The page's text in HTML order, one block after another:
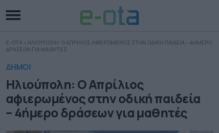
E-OTA » ΗΛΙΟΥΠΟΛΗ: Ο ΑΠΡΙΛΙΟΣ ΑΦΙΕΡΩΜΕΝΟΣ ΣΤΗΝ ΟΔΙΚΗ ΠΑΙΔΕΙΑ – 4ΗΜΕΡΟ
ΔΡΑΣΕΩΝ ΓΙΑ ΜΑΘΗΤΕΣ
ΔΗΜΟΙ
Ηλιούπολη: Ο Απρίλιος
αφιερωμένος στην οδική παιδεία
– 4ήμερο δράσεων για μαθητές